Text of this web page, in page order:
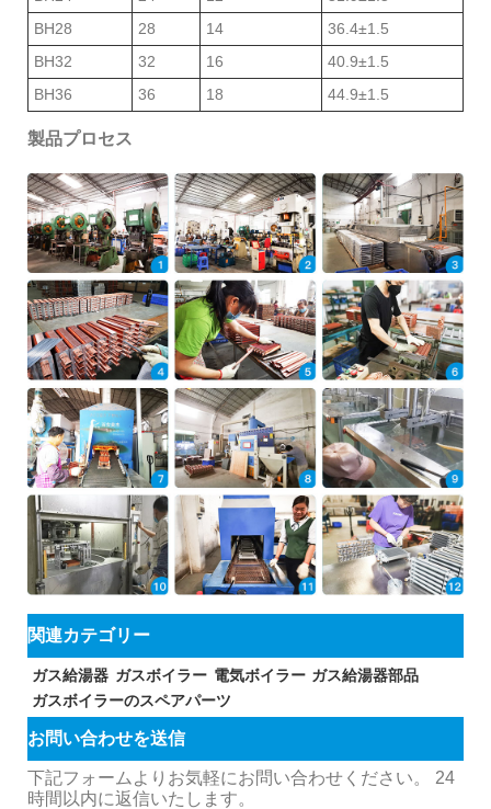
BH28
28 14
36.4±1.5
BH32
32 16
40.9±1.5
BH36
36 18 44.9±1.5
製品プロセス
関連カテゴリー
ガス給湯器 ガスボイラー 電気ボイラー ガス給湯器部品
ガスボイラーのスペアパーツ
お問い合わせを送信
下記フォームよりお気軽にお問い合わせください。 24
時間以内に返信いたします。